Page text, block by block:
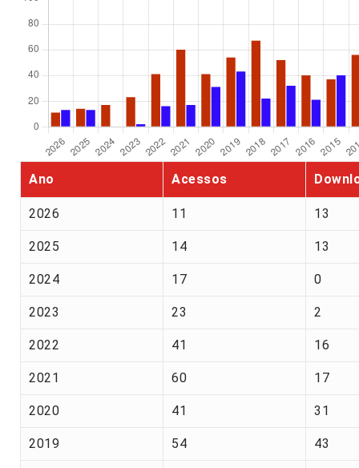
Ano Acessos
2026 11 13
2025 14 13
2024 17 0
2023 23 2
2022 41 16
2021 60 17
2020 41 31
2019 54 43